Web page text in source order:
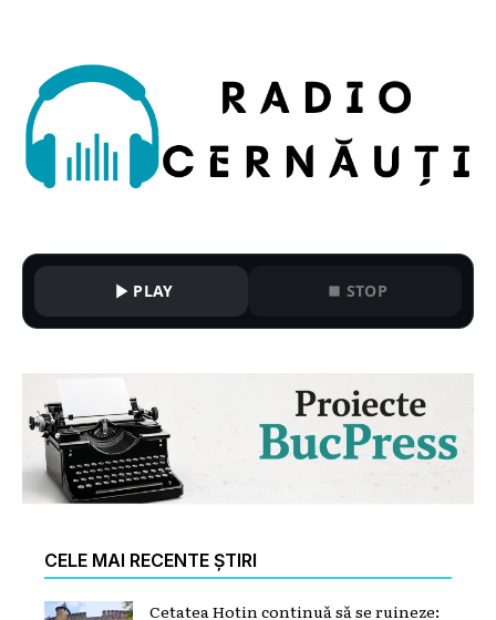
PLAY STOP
CELE MAI RECENTE ȘTIRI
Cetatea Hotin continuă să se ruineze: